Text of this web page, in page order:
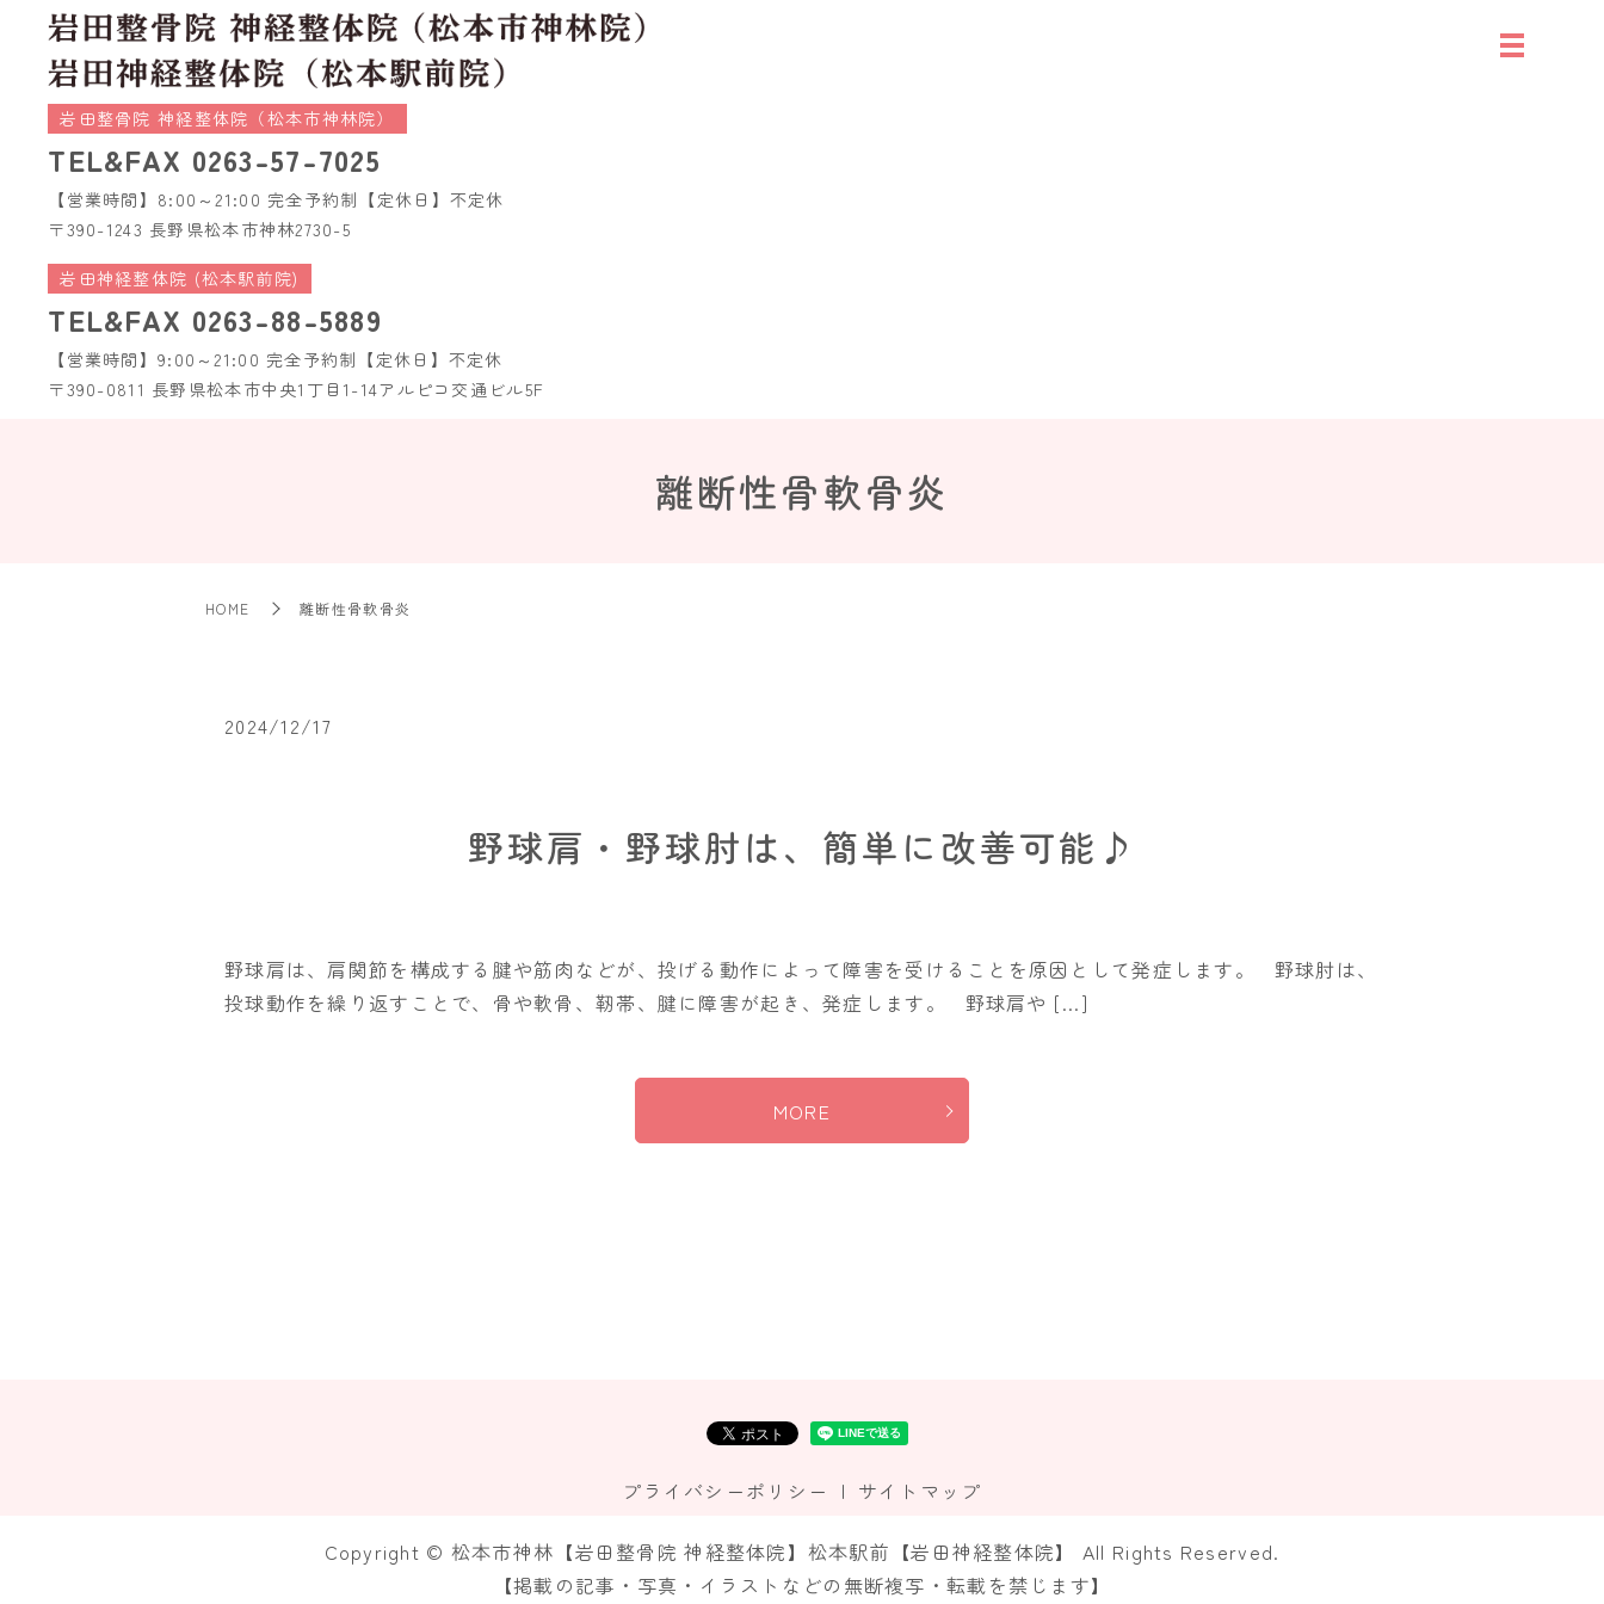
岩田整骨院 神経整体院（松本市神林院）
TEL&FAX 0263-57-7025
【営業時間】8:00～21:00 完全予約制 【定休日】不定休
〒390-1243 長野県松本市神林2730-5
岩田神経整体院 (松本駅前院)
TEL&FAX 0263-88-5889
【営業時間】9:00～21:00 完全予約制 【定休日】不定休
〒390-0811 長野県松本市中央1丁目1-14アルピコ交通ビル5F
離断性骨軟骨炎
HOME 離断性骨軟骨炎
2024/12/17
野球肩・野球肘は、簡単に改善可能♪
野球肩は、肩関節を構成する腱や筋肉などが、投げる動作によって障害を受けることを原因として発症します。 野球肘は、
投球動作を繰り返すことで、骨や軟骨、靭帯、腱に障害が起き、発症します。 野球肩や […]
MORE
プライバシーポリシー サイトマップ
Copyright © 松本市神林【岩田整骨院 神経整体院】松本駅前【岩田神経整体院】 All Rights Reserved.
【掲載の記事・写真・イラストなどの無断複写・転載を禁じます】